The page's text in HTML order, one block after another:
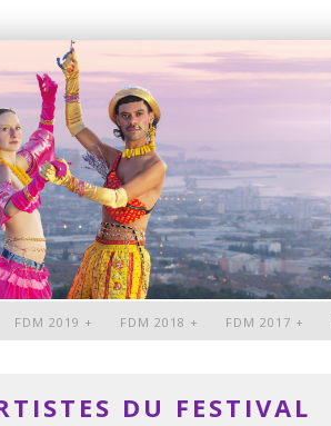
FDM 2019 + FDM 2018 + FDM 2017 +
DU FESTIVAL